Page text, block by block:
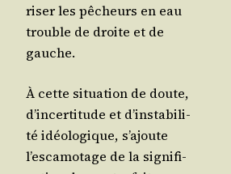
ri­ser les pêcheurs en eau
trouble de droite et de
gauche.
À cette situa­tion de doute,
d’in­cer­ti­tude et d’ins­ta­bi­li­
té idéo­lo­gique, s’a­joute
l’es­ca­mo­tage de la signi­fi­